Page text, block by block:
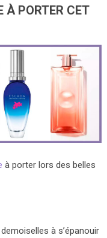
À PORTER CET
à porter lors des belles
à s’épanouir